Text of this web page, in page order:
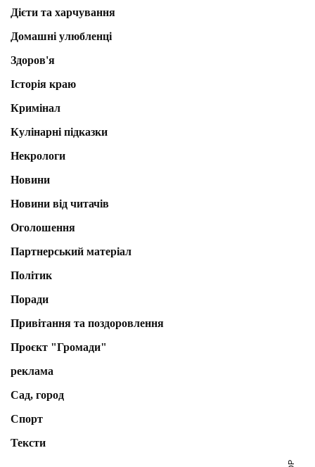
Дієти та харчування
Домашні улюбленці
Здоров'я
Історія краю
Кримінал
Кулінарні підказки
Некрологи
Новини
Новини від читачів
Оголошення
Партнерський матеріал
Політик
Поради
Привітання та поздоровлення
Проєкт "Громади"
реклама
Сад, город
Спорт
Тексти